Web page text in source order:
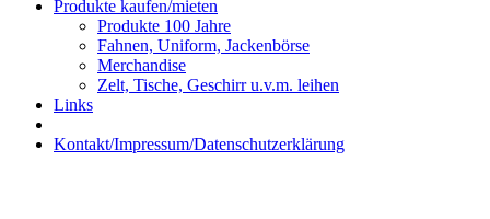
Produkte kaufen/mieten
Produkte 100 Jahre
Fahnen, Uniform, Jackenbörse
Merchandise
Zelt, Tische, Geschirr u.v.m. leihen
Links
Kontakt/Impressum/Datenschutzerklärung